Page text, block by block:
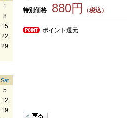
特別価格 880円 （税込）
ポイント還元
1
8
15
22
29
Sat
5
12
19